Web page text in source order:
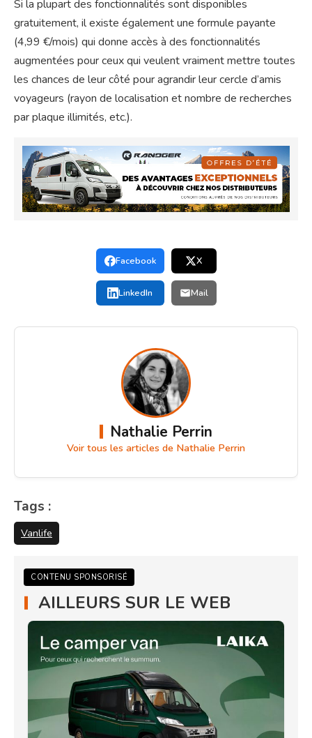
Si la plupart des fonctionnalités sont disponibles
gratuitement, il existe également une formule payante
(4,99 €/mois) qui donne accès à des fonctionnalités
augmentées pour ceux qui veulent vraiment mettre toutes
les chances de leur côté pour agrandir leur cercle d’amis
voyageurs (rayon de localisation et nombre de recherches
par plaque illimités, etc.).
Facebook X
LinkedIn Mail
Nathalie Perrin
Voir tous les articles de Nathalie Perrin
Tags :
Vanlife
CONTENU SPONSORISÉ
AILLEURS SUR LE WEB